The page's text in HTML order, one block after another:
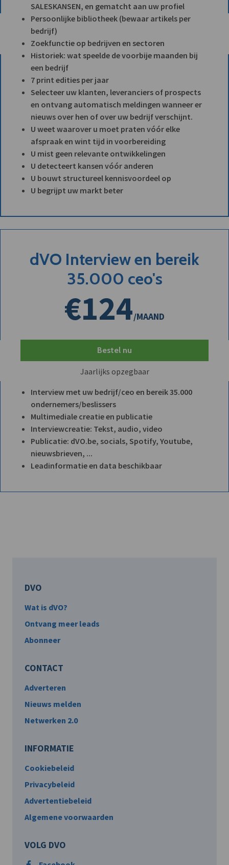
SALESKANSEN, en gematcht aan uw profiel
Persoonlijke bibliotheek (bewaar artikels per
bedrijf)
Zoekfunctie op bedrijven en sectoren
Historiek: wat speelde de voorbije maanden bij
een bedrijf
7 print edities per jaar
Selecteer uw klanten, leveranciers of prospects
en ontvang automatisch meldingen wanneer er
nieuws over hen of over uw bedrijf verschijnt.
U weet waarover u moet praten vóór elke
afspraak en wint tijd in voorbereiding
U mist geen relevante ontwikkelingen
U detecteert kansen vóór anderen
U bouwt structureel kennisvoordeel op
U begrijpt uw markt beter
dVO Interview en bereik
35.000 ceo's
€124/MAAND
Bestel nu
Jaarlijks opzegbaar
Interview met uw bedrijf/ceo en bereik 35.000
ondernemers/beslissers
Multimediale creatie en publicatie
Interviewcreatie: Tekst, audio, video
Publicatie: dVO.be, socials, Spotify, Youtube,
nieuwsbrieven, ...
Leadinformatie en data beschikbaar
DVO
Wat is dVO?
Ontvang meer leads
Abonneer
CONTACT
Adverteren
Nieuws melden
Netwerken 2.0
INFORMATIE
Cookiebeleid
Privacybeleid
Advertentiebeleid
Algemene voorwaarden
VOLG DVO